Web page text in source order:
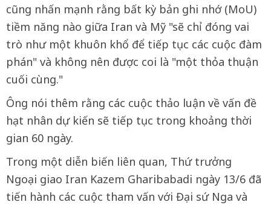
cũng nhấn mạnh rằng bất kỳ bản ghi nhớ (MoU)
tiềm năng nào giữa Iran và Mỹ "sẽ chỉ đóng vai
trò như một khuôn khổ để tiếp tục các cuộc đàm
phán" và không nên được coi là "một thỏa thuận
cuối cùng."
Ông nói thêm rằng các cuộc thảo luận về vấn đề
hạt nhân dự kiến sẽ tiếp tục trong khoảng thời
gian 60 ngày.
Trong một diễn biến liên quan, Thứ trưởng
Ngoại giao Iran Kazem Gharibabadi ngày 13/6 đã
tiến hành các cuộc tham vấn với Đại sứ Nga và